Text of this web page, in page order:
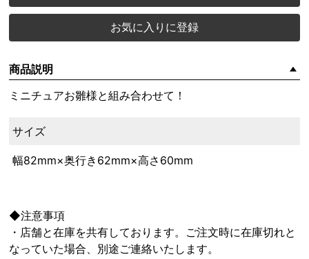
お気に入りに登録
商品説明
ミニチュアお雛様と組み合わせて！
サイズ
幅82mm×奥行き62mm×高さ60mm
◆注意事項
・店舗と在庫を共有しております。ご注文時に在庫切れと
なっていた場合、別途ご連絡いたします。